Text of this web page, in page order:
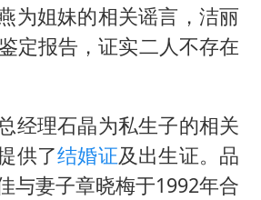
为姐妹的相关谣言，洁丽
定报告，证实二人不存在
经理石晶为私生子的相关
供了结婚证及出生证。品
与妻子章晓梅于1992年合